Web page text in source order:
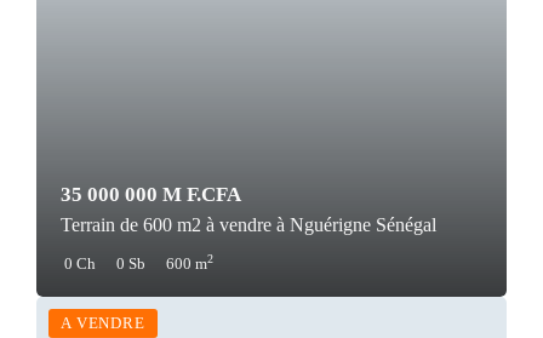
35 000 000 M F.CFA
Terrain de 600 m2 à vendre à Nguérigne Sénégal
0 Ch 0 Sb 600 m2
A VENDRE